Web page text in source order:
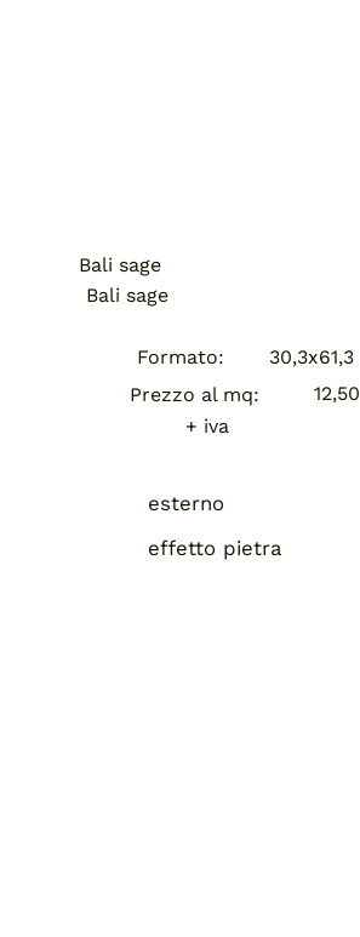
Bali sage
Bali sage
Formato:
30,3x61,3
Prezzo al mq:
12,50
+ iva
esterno
effetto pietra